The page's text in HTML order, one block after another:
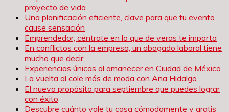
proyecto de vida
Una planificación eficiente, clave para que tu evento
cause sensación
Emprendedor, céntrate en lo que de veras te importa
En conflictos con la empresa, un abogado laboral tiene
mucho que decir
Experiencias únicas al amanecer en Ciudad de México
La vuelta al cole más de moda con Ana Hidalgo
El nuevo propósito para septiembre que puedes lograr
con éxito
Descubre cuánto vale tu casa cómodamente y gratis